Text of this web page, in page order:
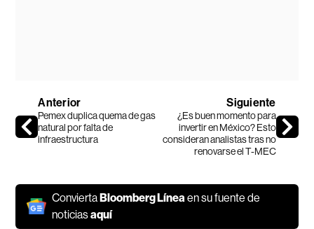
Anterior
Pemex duplica quema de gas
natural por falta de
infraestructura
Siguiente
¿Es buen momento para
invertir en México? Esto
consideran analistas tras no
renovarse el T-MEC
ConviertaBloomberg Línea en su fuente de
noticiasaquí